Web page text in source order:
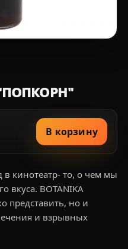
В корзину
кинотеатр- то, о чем мы
вкуса. BOTANIKA
представить, но и
и взрывных